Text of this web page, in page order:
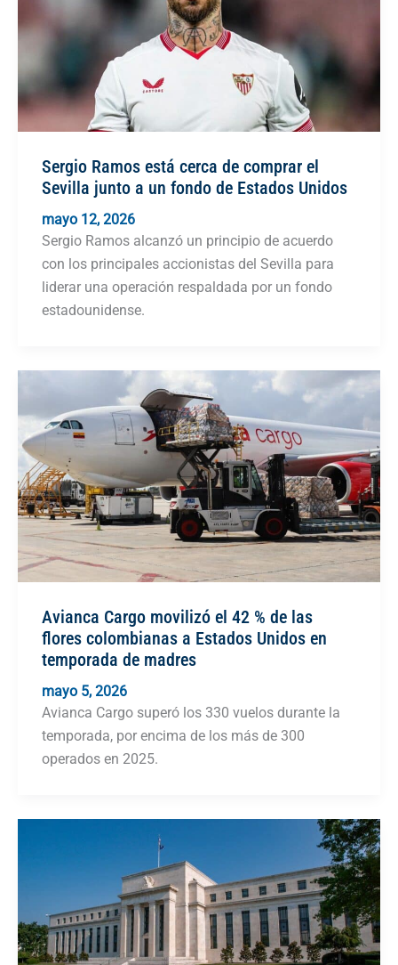
Sergio Ramos está cerca de comprar el
Sevilla junto a un fondo de Estados Unidos
mayo 12, 2026
Sergio Ramos alcanzó un principio de acuerdo
con los principales accionistas del Sevilla para
liderar una operación respaldada por un fondo
estadounidense.
Avianca Cargo movilizó el 42 % de las
flores colombianas a Estados Unidos en
temporada de madres
mayo 5, 2026
Avianca Cargo superó los 330 vuelos durante la
temporada, por encima de los más de 300
operados en 2025.